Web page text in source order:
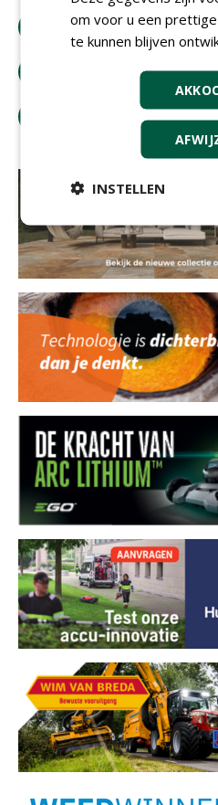
download artikel
bestel tijdschrift
tip de redactie
om voor u een
te kunnen blijven
INSTELLEN